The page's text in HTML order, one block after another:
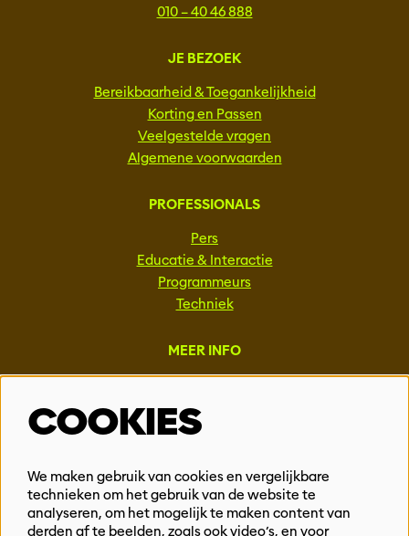
010 – 40 46 888
JE BEZOEK
Bereikbaarheid & Toegankelijkheid
Korting en Passen
Veelgestelde vragen
Algemene voorwaarden
PROFESSIONALS
Pers
Educatie & Interactie
Programmeurs
Techniek
MEER INFO
Vacatures
Events & Partnerships
Privacy
COOKIES
We maken gebruik van cookies en vergelijkbare
technieken om het gebruik van de website te
analyseren, om het mogelijk te maken content van
derden af te beelden, zoals ook video’s, en voor